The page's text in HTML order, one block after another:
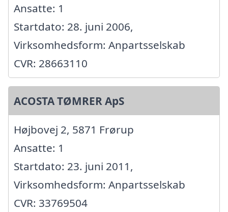
Ansatte: 1
Startdato: 28. juni 2006,
Virksomhedsform: Anpartsselskab
CVR: 28663110
ACOSTA TØMRER ApS
Højbovej 2, 5871 Frørup
Ansatte: 1
Startdato: 23. juni 2011,
Virksomhedsform: Anpartsselskab
CVR: 33769504